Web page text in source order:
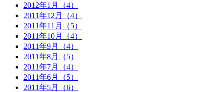
2012年1月（4）
2011年12月（4）
2011年11月（5）
2011年10月（4）
2011年9月（4）
2011年8月（5）
2011年7月（4）
2011年6月（5）
2011年5月（6）